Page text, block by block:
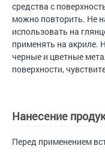
средства с
можно повторить. Не
использовать на
применять на акриле.
черные и цветные
поверхности,
Нанесение
Перед применением